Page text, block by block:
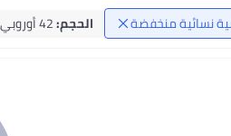
نسائية منخفضة الحجم:42 أوروبي